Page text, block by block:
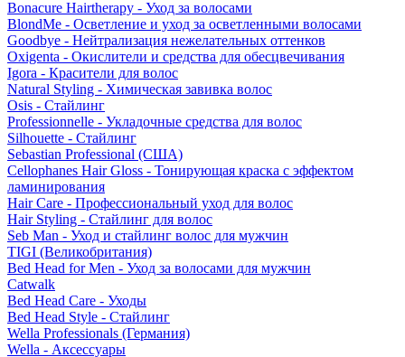
Bonacure Hairtherapy - Уход за волосами
BlondMe - Осветление и уход за осветленными волосами
Goodbye - Нейтрализация нежелательных оттенков
Oxigenta - Окислители и средства для обесцвечивания
Igora - Красители для волос
Natural Styling - Химическая завивка волос
Osis - Стайлинг
Professionnelle - Укладочные средства для волос
Silhouette - Стайлинг
Sebastian Professional (США)
Cellophanes Hair Gloss - Тонирующая краска с эффектом
ламинирования
Hair Care - Профессиональный уход для волос
Hair Styling - Стайлинг для волос
Seb Man - Уход и стайлинг волос для мужчин
TIGI (Великобритания)
Bed Head for Men - Уход за волосами для мужчин
Catwalk
Bed Head Care - Уходы
Bed Head Style - Стайлинг
Wella Professionals (Германия)
Wella - Аксессуары